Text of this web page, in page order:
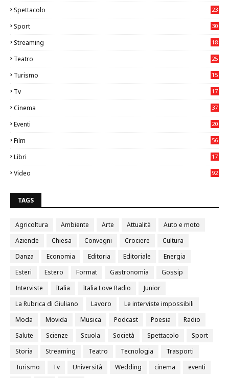
Spettacolo 23
Sport
30
Streaming 18
Teatro
25
Turismo
15
Tv
17
Cinema
37
Eventi
20
Film
56
Libri
17
Video
92
TAGS
Agricoltura Ambiente Arte Attualità
Auto e moto
Aziende
Chiesa Convegni Crociere
Cultura
Danza
Economia Editoria Editoriale
Energia
Esteri
Estero Format Gastronomia
Gossip
Interviste
Italia Italia Love Radio
Junior
La Rubrica di Giuliano
Lavoro
Le interviste impossibili
Moda
Movida Musica Podcast Poesia
Radio
Salute
Scienze Scuola Società Spettacolo
Sport
Storia
Streaming Teatro Tecnologia
Trasporti
Turismo
Tv Università Wedding cinema
eventi